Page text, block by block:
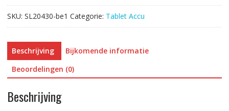
SKU: SL20430-be1 Categorie: Tablet Accu
Beschrijving
Bijkomende informatie
Beoordelingen (0)
Beschrijving